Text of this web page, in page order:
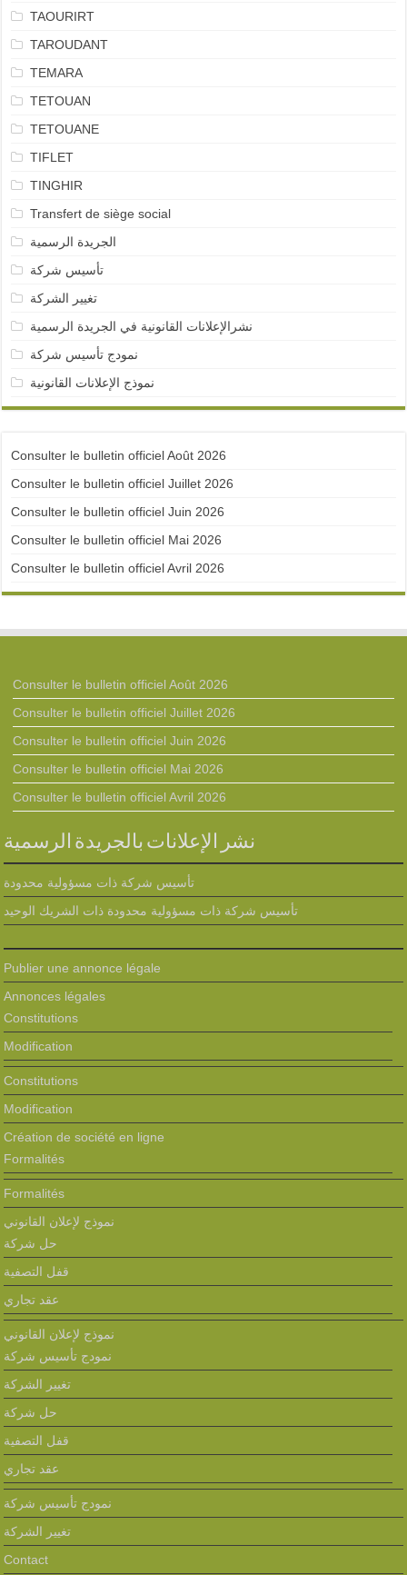
TAOURIRT
TAROUDANT
TEMARA
TETOUAN
TETOUANE
TIFLET
TINGHIR
Transfert de siège social
الجريدة الرسمية
تأسيس شركة
تغيير الشركة
نشرالإعلانات القانونية في الجريدة الرسمية
نمودج تأسيس شركة
نموذج الإعلانات القانونية
Consulter le bulletin officiel Août 2026
Consulter le bulletin officiel Juillet 2026
Consulter le bulletin officiel Juin 2026
Consulter le bulletin officiel Mai 2026
Consulter le bulletin officiel Avril 2026
Consulter le bulletin officiel Août 2026
Consulter le bulletin officiel Juillet 2026
Consulter le bulletin officiel Juin 2026
Consulter le bulletin officiel Mai 2026
Consulter le bulletin officiel Avril 2026
نشر الإعلانات بالجريدة الرسمية
تأسيس شركة ذات مسؤولية محدودة
تأسيس شركة ذات مسؤولية محدودة ذات الشريك الوحيد
Publier une annonce légale
Annonces légales
Constitutions
Modification
Constitutions
Modification
Création de société en ligne
Formalités
Formalités
نموذج لإعلان القانوني
حل شركة
قفل التصفية
عقد تجاري
نموذج لإعلان القانوني
نمودج تأسيس شركة
تغيير الشركة
حل شركة
قفل التصفية
عقد تجاري
نمودج تأسيس شركة
تغيير الشركة
Contact